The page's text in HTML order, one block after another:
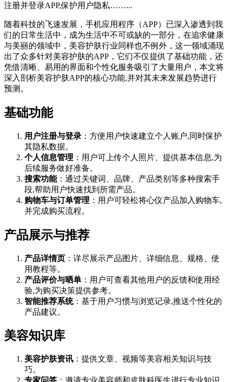
注册并登录APP,保护用户隐私……...
随着科技的飞速发展，手机应用程序（APP）已深入渗透到我
们的日常生活中，成为生活中不可或缺的一部分，在追求健康
与美丽的领域中，美容护肤行业同样也不例外，这一领域涌现
出了众多针对美容护肤的APP，它们不仅提供了基础功能，还
凭借清晰、易用的界面和个性化服务吸引了大量用户，本文将
深入剖析美容护肤APP的核心功能,并对其未来发展趋势进行
预测。
基础功能
用户注册与登录 ：方便用户快速建立个人账户,同时保护
其隐私数据。
个人信息管理 ：用户可上传个人照片、提供基本信息,为
后续服务做好准备。
搜索功能：通过关键词、品牌、产品类别等多种搜索手
段,帮助用户快速找到所需产品。
购物车与订单管理 ：用户可轻松将心仪产品加入购物车,
并完成购买流程。
产品展示与推荐
产品详情页 ：详尽展示产品图片、详细信息、规格、使
用教程等。
产品评价与晒单 ：用户可查看其他用户的反馈和使用经
验,为购买决策提供参考。
智能推荐系统：基于用户习惯与浏览记录,推送个性化的
产品建议。
美容知识库
美容护肤资讯 ：提供文章、视频等美容相关知识与技
巧。